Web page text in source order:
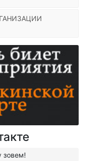
зовем!